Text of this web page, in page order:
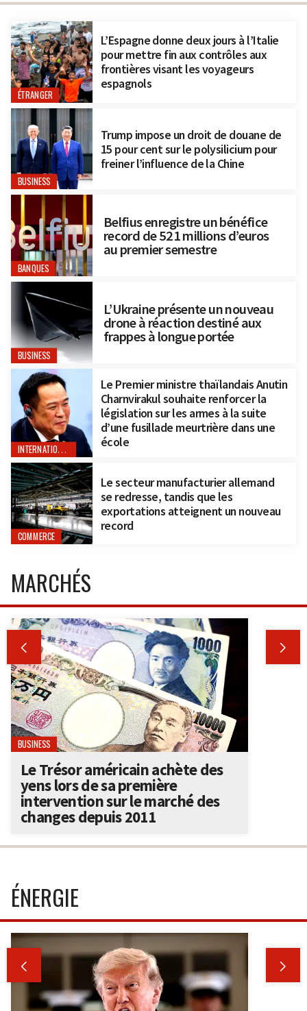
ÉTRANGER
L’Espagne donne deux jours à l’Italie
pour mettre fin aux contrôles aux
frontières visant les voyageurs
espagnols
BUSINESS
Trump impose un droit de douane de
15 pour cent sur le polysilicium pour
freiner l’influence de la Chine
BANQUES
Belfius enregistre un bénéfice
record de 521 millions d’euros
au premier semestre
BUSINESS
L’Ukraine présente un nouveau
drone à réaction destiné aux
frappes à longue portée
INTERNATIONAL
Le Premier ministre thaïlandais Anutin
Charnvirakul souhaite renforcer la
législation sur les armes à la suite
d’une fusillade meurtrière dans une
école
COMMERCE
Le secteur manufacturier allemand
se redresse, tandis que les
exportations atteignent un nouveau
record
MARCHÉS
 
BUSINESS
Le Trésor américain achète des
yens lors de sa première
intervention sur le marché des
changes depuis 2011
ÉNERGIE
 